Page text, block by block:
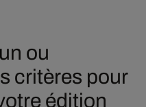
ou
critères pour
édition